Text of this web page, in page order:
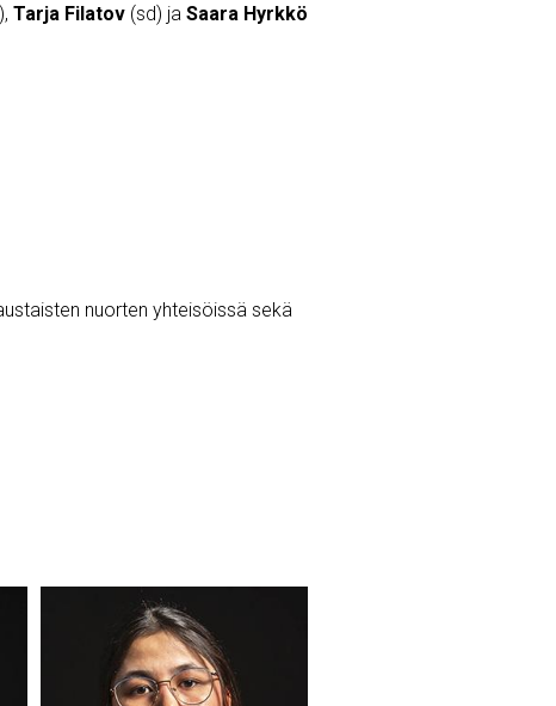
Tarja Filatov (sd) ja Saara Hyrkkö
nuorten yhteisöissä sekä